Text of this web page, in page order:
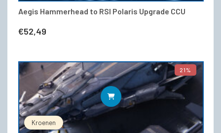
Aegis Hammerhead to RSI Polaris Upgrade CCU
€52,49
21%
Kroenen
WEITERLESEN